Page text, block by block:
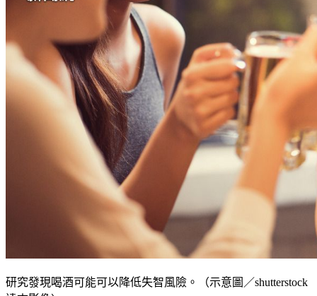
研究發現喝酒可能可以降低失智風險。（示意圖／shutterstock